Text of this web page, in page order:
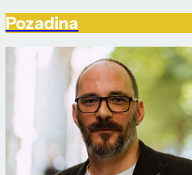
Pozadina